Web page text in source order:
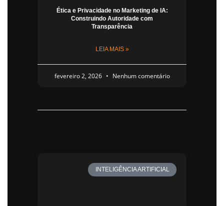
Ética e Privacidade no Marketing de IA:
Construindo Autoridade com
Transparência
LEIA MAIS »
fevereiro 2, 2026 Nenhum comentário
INTELIGÊNCIA ARTIFICIAL